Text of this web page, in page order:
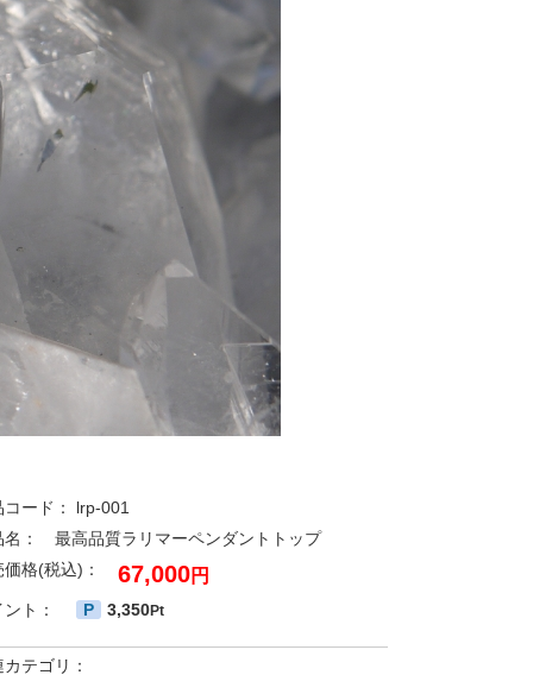
ード：
lrp-001
：
最高品質ラリマーペンダントトップ
価格(税込)：
67,000円
ト： P 3,350Pt
テゴリ：